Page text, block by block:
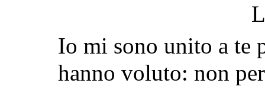
Io mi sono unito a te
hanno voluto: non